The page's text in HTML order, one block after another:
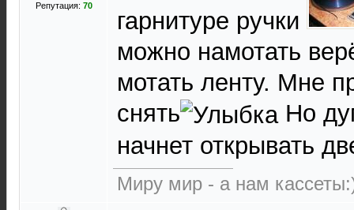
Репутация: 70
гарнитуре ручки
можно намотать
мотать ленту. Мне
снять
Но
начнет открывать
Миру мир - а нам